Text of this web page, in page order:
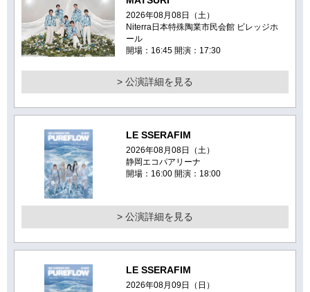
2026年08月08日（土）
Niterra日本特殊陶業市民会館 ビレッジホ
ール
開場：16:45 開演：17:30
> 公演詳細を見る
LE SSERAFIM
2026年08月08日（土）
静岡エコパアリーナ
開場：16:00 開演：18:00
> 公演詳細を見る
LE SSERAFIM
2026年08月09日（日）